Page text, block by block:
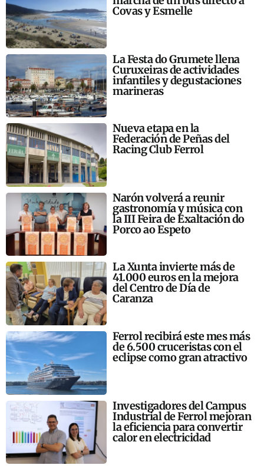
Covas y Esmelle
La Festa do Grumete llena
Curuxeiras de actividades
infantiles y degustaciones
marineras
Nueva etapa en la
Federación de Peñas del
Racing Club Ferrol
Narón volverá a reunir
gastronomía y música con
la III Feira de Exaltación do
Porco ao Espeto
La Xunta invierte más de
41.000 euros en la mejora
del Centro de Día de
Caranza
Ferrol recibirá este mes más
de 6.500 cruceristas con el
eclipse como gran atractivo
Investigadores del Campus
Industrial de Ferrol mejoran
la eficiencia para convertir
calor en electricidad